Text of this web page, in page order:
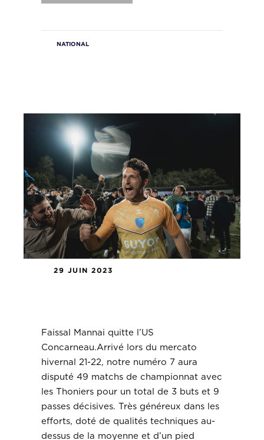
NATIONAL
29 JUIN 2023
Faissal Mannai quitte l’US
Concarneau.Arrivé lors du mercato
hivernal 21-22, notre numéro 7 aura
disputé 49 matchs de championnat avec
les Thoniers pour un total de 3 buts et 9
passes décisives. Très généreux dans les
efforts, doté de qualités techniques au-
dessus de la moyenne et d’un pied